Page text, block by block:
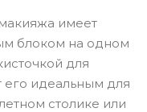
имеет
блоком на одном
для
его идеальным для
столике или